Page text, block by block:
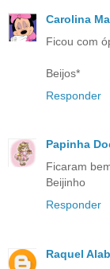
Carolina
Ficou com
Beijos*
Responder
Papinha
Ficaram
Beijinho
Responder
Raquel